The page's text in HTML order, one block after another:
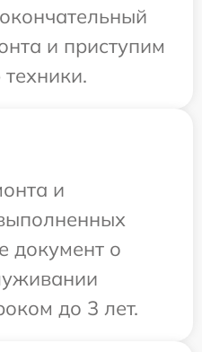
и приступим
и
документ о
до 3 лет.